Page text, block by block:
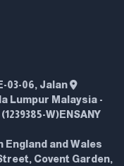
03-06, Jalan
Lumpur Malaysia -
W)ENSANY
England and Wales
Covent Garden,